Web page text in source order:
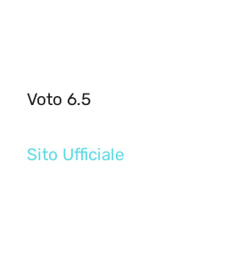
Voto 6.5
Sito Ufficiale